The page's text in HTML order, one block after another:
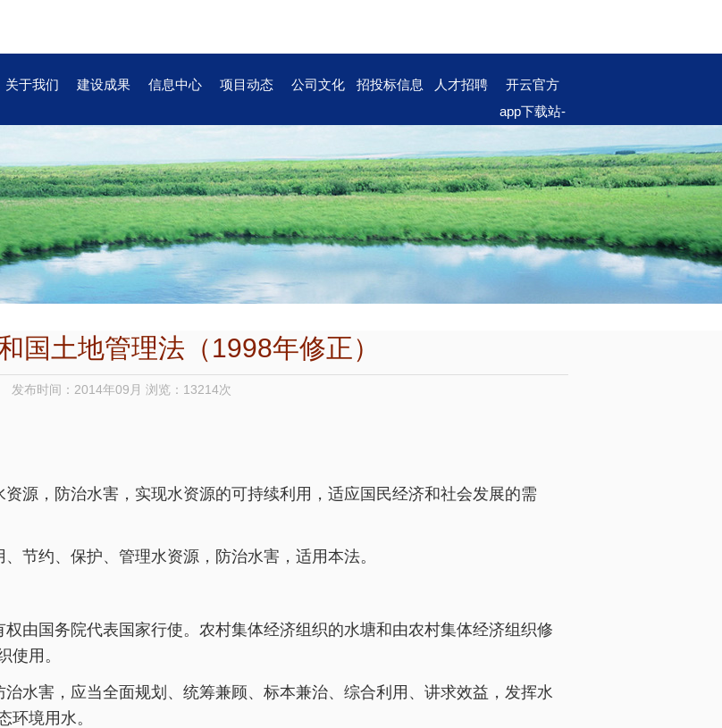
关于我们 建设成果 信息中心 项目动态 公司文化 招投标信息 人才招聘
开云官方
app下载站-
国）
国土地管理法（1998年修正）
发布时间：2014年09月 浏览：13214次
源，防治水害，实现水资源的可持续利用，适应国民经济和社会发展的需
节约、保护、管理水资源，防治水害，适用本法。
由国务院代表国家行使。农村集体经济组织的水塘和由农村集体经济组织修
使用。
水害，应当全面规划、统筹兼顾、标本兼治、综合利用、讲求效益，发挥水
环境用水。